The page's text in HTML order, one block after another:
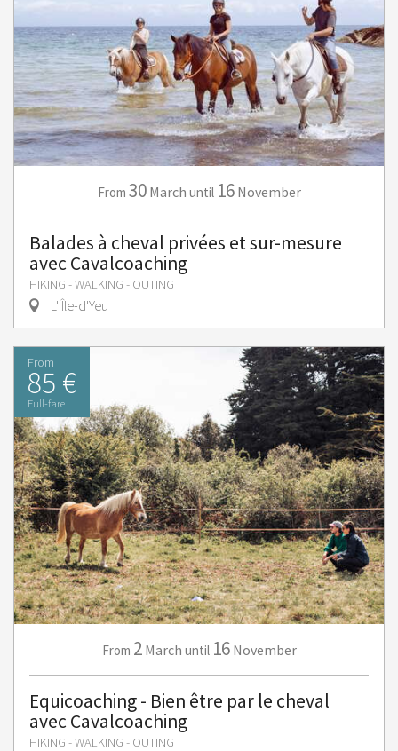
From 30 March until 16 November
Balades à cheval privées et sur-mesure
avec Cavalcoaching
HIKING - WALKING - OUTING
L' Île-d'Yeu
From
85 €
Full-fare
From 2 March until 16 November
Equicoaching - Bien être par le cheval
avec Cavalcoaching
HIKING - WALKING - OUTING